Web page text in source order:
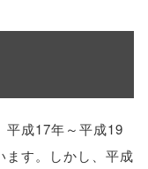
平成17年～平成19
ます。しかし、平成